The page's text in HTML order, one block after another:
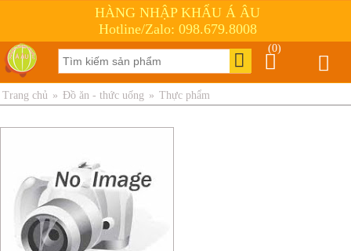
HÀNG NHẬP KHẨU Á ÂU
Hotline/Zalo: 098.679.8008
(0)
Trang chủ » Đồ ăn - thức uống » Thực phẩm